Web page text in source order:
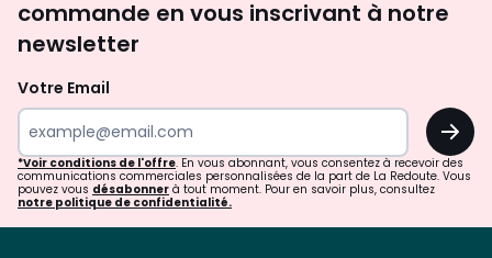
Technologie unique OneBlade
Le Philips OneBlade bénéficie d’une technologie de stylisati
on pour le visage révolutionnaire. Il rase vos poils, quelle qu
e soit leur longueur. Son double système de protection (revê
commande en vous inscrivant à notre
newsletter
Votre Email
OK
*Voir conditions de l'offre. En vous abonnant, vous consentez à recevoir des
communications commerciales personnalisées de la part de La Redoute. Vous
pouvez vous désabonner à tout moment. Pour en savoir plus, consultez
notre politique de confidentialité.